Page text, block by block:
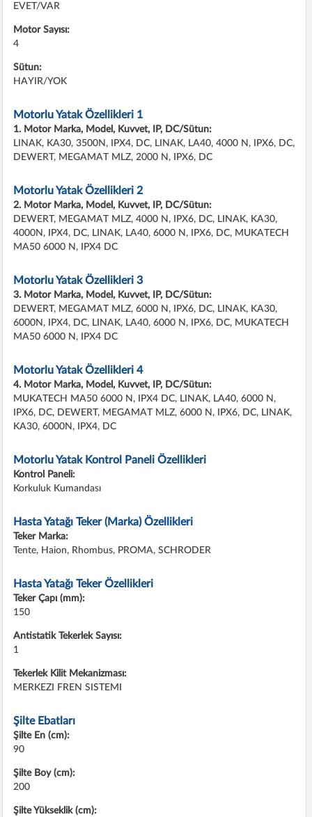
EVET/VAR
Motor Sayısı:
4
Sütun:
HAYIR/YOK
Motorlu Yatak Özellikleri 1
1. Motor Marka, Model, Kuvvet, IP, DC/Sütun:
LINAK, KA30, 3500N, IPX4, DC, LINAK, LA40, 4000 N, IPX6, DC,
DEWERT, MEGAMAT MLZ, 2000 N, IPX6, DC
Motorlu Yatak Özellikleri 2
2. Motor Marka, Model, Kuvvet, IP, DC/Sütun:
DEWERT, MEGAMAT MLZ, 4000 N, IPX6, DC, LINAK, KA30,
4000N, IPX4, DC, LINAK, LA40, 6000 N, IPX6, DC, MUKATECH
MA50 6000 N, IPX4 DC
Motorlu Yatak Özellikleri 3
3. Motor Marka, Model, Kuvvet, IP, DC/Sütun:
DEWERT, MEGAMAT MLZ, 6000 N, IPX6, DC, LINAK, KA30,
6000N, IPX4, DC, LINAK, LA40, 6000 N, IPX6, DC, MUKATECH
MA50 6000 N, IPX4 DC
Motorlu Yatak Özellikleri 4
4. Motor Marka, Model, Kuvvet, IP, DC/Sütun:
MUKATECH MA50 6000 N, IPX4 DC, LINAK, LA40, 6000 N,
IPX6, DC, DEWERT, MEGAMAT MLZ, 6000 N, IPX6, DC, LINAK,
KA30, 6000N, IPX4, DC
Motorlu Yatak Kontrol Paneli Özellikleri
Kontrol Paneli:
Korkuluk Kumandası
Hasta Yatağı Teker (Marka) Özellikleri
Teker Marka:
Tente, Haion, Rhombus, PROMA, SCHRODER
Hasta Yatağı Teker Özellikleri
Teker Çapı (mm):
150
Antistatik Tekerlek Sayısı:
1
Tekerlek Kilit Mekanizması:
MERKEZI FREN SISTEMI
Şilte Ebatları
Şilte En (cm):
90
Şilte Boy (cm):
200
Şilte Yükseklik (cm):